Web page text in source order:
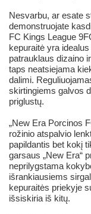
Nesvarbu, ar esate
demonstruojate
FC Kings League
kepuraitė yra
patrauklaus dizaino
taps neatsiejama
dalimi.
skirtingiems galvos
priglustų.
„New Era Porcinos
rožinio atspalvio
papildantis bet kokį
garsaus „New Era“
neprilygstama
išrankiausiems
kepuraitės priekyje
išsiskiria iš kitų.